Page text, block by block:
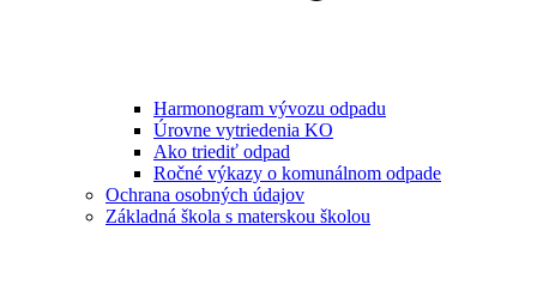
Harmonogram vývozu odpadu
Úrovne vytriedenia KO
Ako triediť odpad
Ročné výkazy o komunálnom odpade
Ochrana osobných údajov
Základná škola s materskou školou